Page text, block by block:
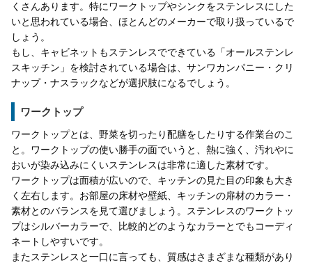
くさんあります。特にワークトップやシンクをステンレスにした
いと思われている場合、ほとんどのメーカーで取り扱っているで
しょう。
もし、キャビネットもステンレスでできている「オールステンレ
スキッチン」を検討されている場合は、サンワカンパニー・クリ
ナップ・ナスラックなどが選択肢になるでしょう。
ワークトップ
ワークトップとは、野菜を切ったり配膳をしたりする作業台のこ
と。ワークトップの使い勝手の面でいうと、熱に強く、汚れやに
おいが染み込みにくいステンレスは非常に適した素材です。
ワークトップは面積が広いので、キッチンの見た目の印象も大き
く左右します。お部屋の床材や壁紙、キッチンの扉材のカラー・
素材とのバランスを見て選びましょう。ステンレスのワークトッ
プはシルバーカラーで、比較的どのようなカラーとでもコーディ
ネートしやすいです。
またステンレスと一口に言っても、質感はさまざまな種類があり